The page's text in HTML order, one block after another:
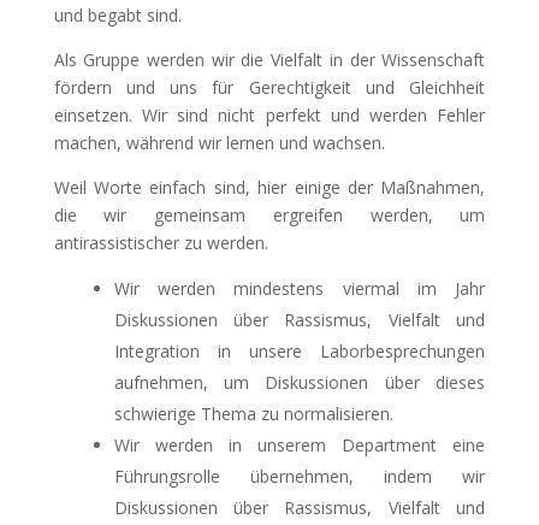
und begabt sind.
Als Gruppe werden wir die Vielfalt in der Wissenschaft
fördern und uns für Gerechtigkeit und Gleichheit
einsetzen. Wir sind nicht perfekt und werden Fehler
machen, während wir lernen und wachsen.
Weil Worte einfach sind, hier einige der Maßnahmen,
die wir gemeinsam ergreifen werden, um
antirassistischer zu werden.
Wir werden mindestens viermal im Jahr
Diskussionen über Rassismus, Vielfalt und
Integration in unsere Laborbesprechungen
aufnehmen, um Diskussionen über dieses
schwierige Thema zu normalisieren.
Wir werden in unserem Department eine
Führungsrolle übernehmen, indem wir
Diskussionen über Rassismus, Vielfalt und